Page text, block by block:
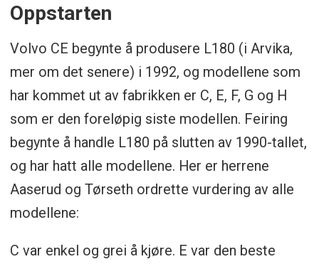
Oppstarten
Volvo CE begynte å produsere L180 (i Arvika,
mer om det senere) i 1992, og modellene som
har kommet ut av fabrikken er C, E, F, G og H
som er den foreløpig siste modellen. Feiring
begynte å handle L180 på slutten av 1990-tallet,
og har hatt alle modellene. Her er herrene
Aaserud og Tørseth ordrette vurdering av alle
modellene:
C var enkel og grei å kjøre. E var den beste